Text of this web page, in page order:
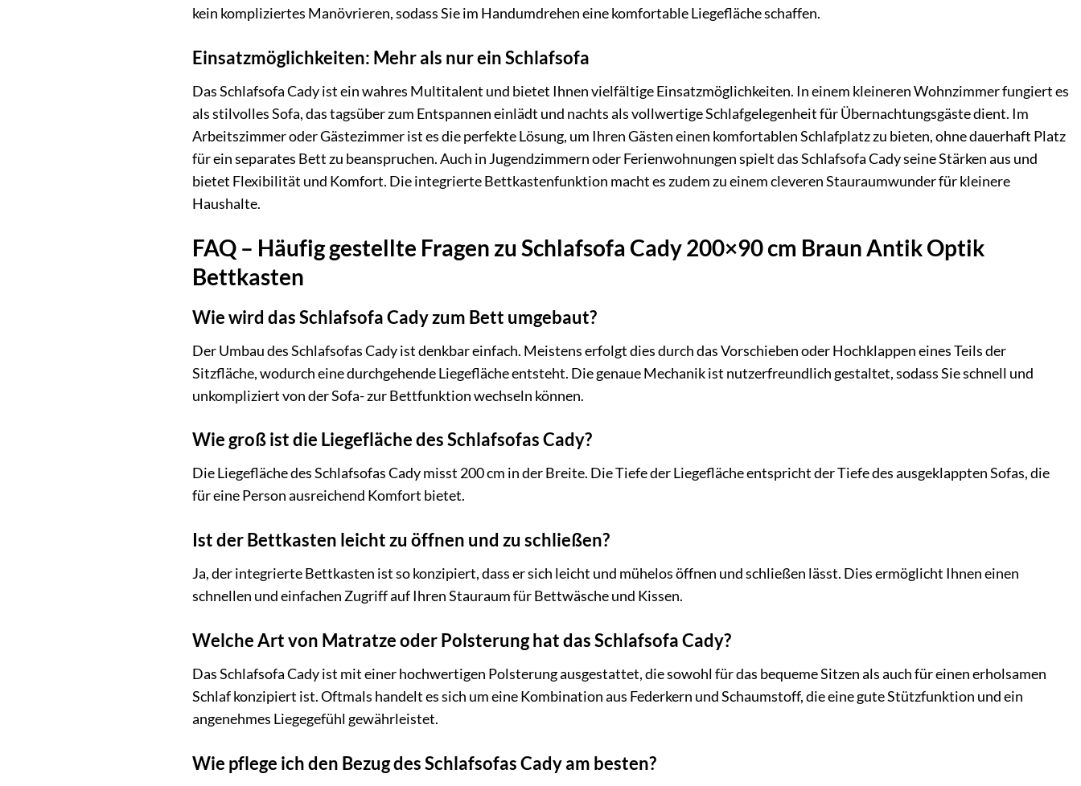
kein kompliziertes Manövrieren, sodass Sie im Handumdrehen eine komfortable Liegefläche schaffen.
Einsatzmöglichkeiten: Mehr als nur ein Schlafsofa
Das Schlafsofa Cady ist ein wahres Multitalent und bietet Ihnen vielfältige Einsatzmöglichkeiten. In einem kleineren Wohnzimmer fungiert es
als stilvolles Sofa, das tagsüber zum Entspannen einlädt und nachts als vollwertige Schlafgelegenheit für Übernachtungsgäste dient. Im
Arbeitszimmer oder Gästezimmer ist es die perfekte Lösung, um Ihren Gästen einen komfortablen Schlafplatz zu bieten, ohne dauerhaft Platz
für ein separates Bett zu beanspruchen. Auch in Jugendzimmern oder Ferienwohnungen spielt das Schlafsofa Cady seine Stärken aus und
bietet Flexibilität und Komfort. Die integrierte Bettkastenfunktion macht es zudem zu einem cleveren Stauraumwunder für kleinere
Haushalte.
FAQ – Häufig gestellte Fragen zu Schlafsofa Cady 200×90 cm Braun Antik Optik
Bettkasten
Wie wird das Schlafsofa Cady zum Bett umgebaut?
Der Umbau des Schlafsofas Cady ist denkbar einfach. Meistens erfolgt dies durch das Vorschieben oder Hochklappen eines Teils der
Sitzfläche, wodurch eine durchgehende Liegefläche entsteht. Die genaue Mechanik ist nutzerfreundlich gestaltet, sodass Sie schnell und
unkompliziert von der Sofa- zur Bettfunktion wechseln können.
Wie groß ist die Liegefläche des Schlafsofas Cady?
Die Liegefläche des Schlafsofas Cady misst 200 cm in der Breite. Die Tiefe der Liegefläche entspricht der Tiefe des ausgeklappten Sofas, die
für eine Person ausreichend Komfort bietet.
Ist der Bettkasten leicht zu öffnen und zu schließen?
Ja, der integrierte Bettkasten ist so konzipiert, dass er sich leicht und mühelos öffnen und schließen lässt. Dies ermöglicht Ihnen einen
schnellen und einfachen Zugriff auf Ihren Stauraum für Bettwäsche und Kissen.
Welche Art von Matratze oder Polsterung hat das Schlafsofa Cady?
Das Schlafsofa Cady ist mit einer hochwertigen Polsterung ausgestattet, die sowohl für das bequeme Sitzen als auch für einen erholsamen
Schlaf konzipiert ist. Oftmals handelt es sich um eine Kombination aus Federkern und Schaumstoff, die eine gute Stützfunktion und ein
angenehmes Liegegefühl gewährleistet.
Wie pflege ich den Bezug des Schlafsofas Cady am besten?